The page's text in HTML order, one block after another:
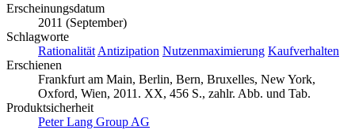
Erscheinungsdatum
2011 (September)
Schlagworte
Rationalität Antizipation Nutzenmaximierung Kaufverhalten
Erschienen
Frankfurt am Main, Berlin, Bern, Bruxelles, New York,
Oxford, Wien, 2011. XX, 456 S., zahlr. Abb. und Tab.
Produktsicherheit
Peter Lang Group AG